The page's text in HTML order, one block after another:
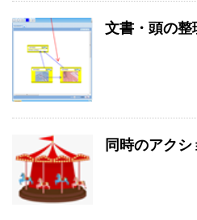
文書・頭の整
同時のアク